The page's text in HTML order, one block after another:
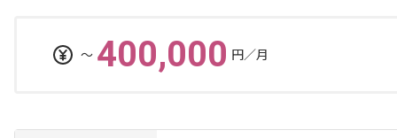
〜 400,000 円／月